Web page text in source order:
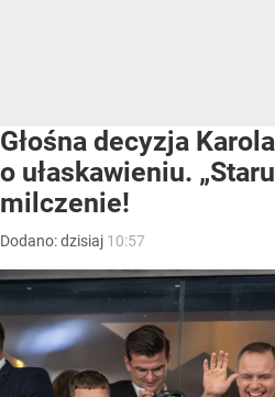
Głośna decyzja
o ułaskawieniu.
milczenie!
Dodano:dzisiaj 10:57